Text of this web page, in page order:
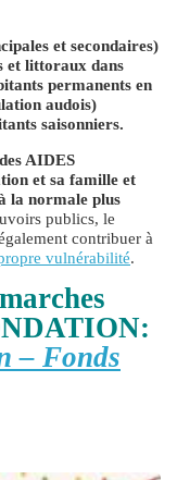
et secondaires)
et littoraux dans
permanents en
audois)
saisonniers.
AIDES
et sa famille et
la normale plus
publics, le
contribuer à
vulnérabilité.
– Fonds